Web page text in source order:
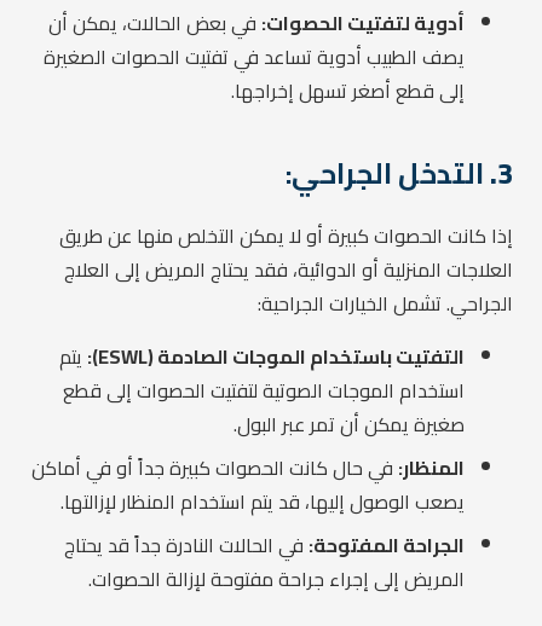
أدوية لتفتيت الحصوات: في بعض الحالات، يمكن أن
يصف الطبيب أدوية تساعد في تفتيت الحصوات الصغيرة
إلى قطع أصغر تسهل إخراجها.
3. التدخل الجراحي:
إذا كانت الحصوات كبيرة أو لا يمكن التخلص منها عن طريق
العلاجات المنزلية أو الدوائية، فقد يحتاج المريض إلى العلاج
الجراحي. تشمل الخيارات الجراحية:
التفتيت باستخدام الموجات الصادمة (ESWL):
يتم
استخدام الموجات الصوتية لتفتيت الحصوات إلى قطع
صغيرة يمكن أن تمر عبر البول.
المنظار: في حال كانت الحصوات كبيرة جداً أو في أماكن
يصعب الوصول إليها، قد يتم استخدام المنظار لإزالتها.
الجراحة المفتوحة: في الحالات النادرة جداً قد يحتاج
المريض إلى إجراء جراحة مفتوحة لإزالة الحصوات.